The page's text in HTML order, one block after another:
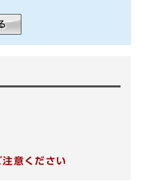
意ください